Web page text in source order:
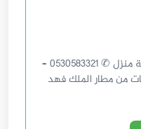
مؤسسة تنفيذ اجراءات تسفير عاملة منزل ✆ 0530583321 –
من مطار الملك فهد